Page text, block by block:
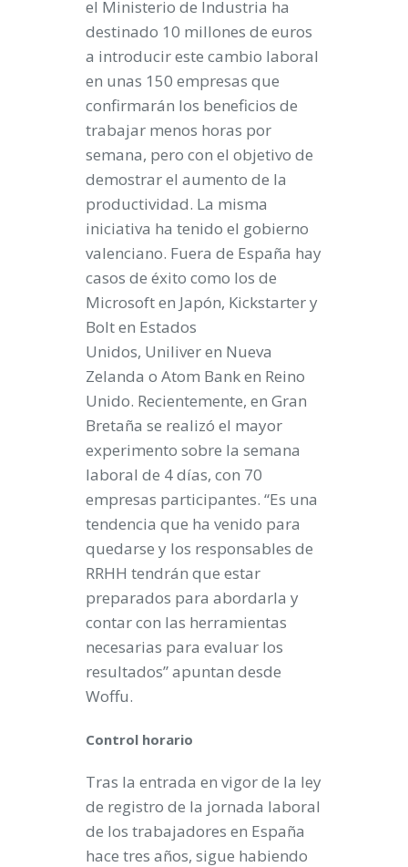
el Ministerio de Industria ha
destinado 10 millones de euros
a introducir este cambio laboral
en unas 150 empresas que
confirmarán los beneficios de
trabajar menos horas por
semana, pero con el objetivo de
demostrar el aumento de la
productividad. La misma
iniciativa ha tenido el gobierno
valenciano. Fuera de España hay
casos de éxito como los de
Microsoft en Japón, Kickstarter y
Bolt en Estados
Unidos, Uniliver en Nueva
Zelanda o Atom Bank en Reino
Unido. Recientemente, en Gran
Bretaña se realizó el mayor
experimento sobre la semana
laboral de 4 días, con 70
empresas participantes. “Es una
tendencia que ha venido para
quedarse y los responsables de
RRHH tendrán que estar
preparados para abordarla y
contar con las herramientas
necesarias para evaluar los
resultados” apuntan desde
Woffu.
Control horario
Tras la entrada en vigor de la ley
de registro de la jornada laboral
de los trabajadores en España
hace tres años, sigue habiendo